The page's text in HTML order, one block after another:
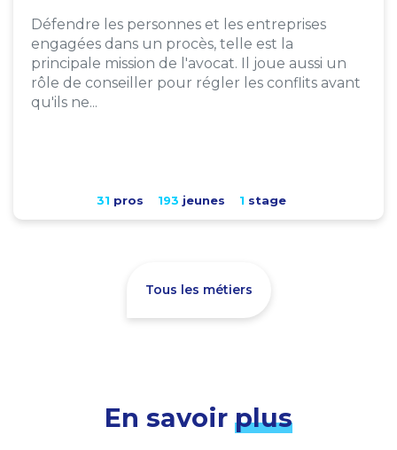
Défendre les personnes et les entreprises
engagées dans un procès, telle est la
principale mission de l'avocat. Il joue aussi un
rôle de conseiller pour régler les conflits avant
qu'ils ne...
31 pros 193 jeunes 1 stage
Tous les métiers
En savoir plus